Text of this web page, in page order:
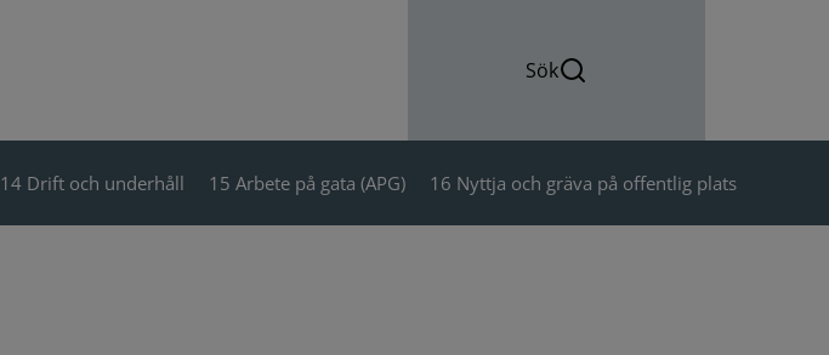
Sök
14 Drift och underhåll 15 Arbete på gata (APG) 16 Nyttja och gräva på offentlig plats